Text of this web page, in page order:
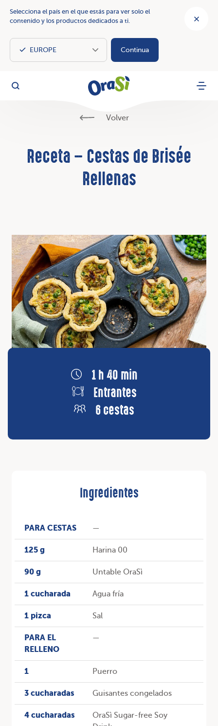
Selecciona el país en el que estás para ver solo el
contenido y los productos dedicados a ti.
Continua
OraSì
Busca Menu
Volver
Receta – Cestas de Brisée
Rellenas
1 h 40 min
Entrantes
6 cestas
Ingredientes
PARA CESTAS —
125 g Harina 00
90 g Untable OraSì
1 cucharada Agua fría
1 pizca Sal
PARA EL
RELLENO
—
1 Puerro
3 cucharadas Guisantes congelados
4 cucharadas
OraSì Sugar-free Soy